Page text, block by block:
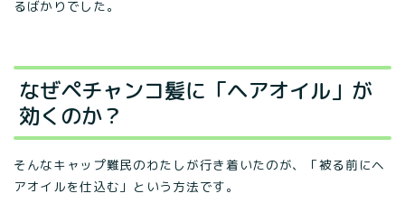
るばかりでした。
なぜペチャンコ髪に「ヘアオイル」が
効くのか？
そんなキャップ難民のわたしが行き着いたのが、「被る前にヘ
アオイルを仕込む」という方法です。